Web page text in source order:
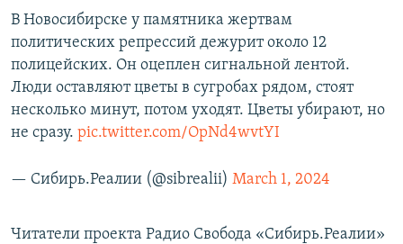
В Новосибирске у памятника жертвам
политических репрессий дежурит около 12
полицейских. Он оцеплен сигнальной лентой.
Люди оставляют цветы в сугробах рядом, стоят
несколько минут, потом уходят. Цветы убирают, но
не сразу. pic.twitter.com/OpNd4wvtYI
— Сибирь.Реалии (@sibrealii) March 1, 2024
Читатели проекта Радио Свобода «Сибирь.Реалии»